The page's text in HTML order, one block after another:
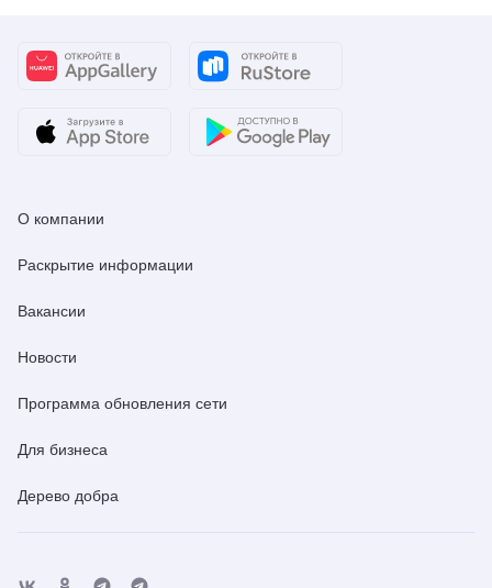
О компании
Раскрытие информации
Вакансии
Новости
Программа обновления сети
Для бизнеса
Дерево добра